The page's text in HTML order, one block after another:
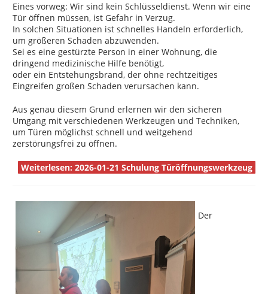
Eines vorweg: Wir sind kein Schlüsseldienst. Wenn wir eine
Tür öffnen müssen, ist Gefahr in Verzug.
In solchen Situationen ist schnelles Handeln erforderlich,
um größeren Schaden abzuwenden.
Sei es eine gestürzte Person in einer Wohnung, die
dringend medizinische Hilfe benötigt,
oder ein Entstehungsbrand, der ohne rechtzeitiges
Eingreifen großen Schaden verursachen kann.
Aus genau diesem Grund erlernen wir den sicheren
Umgang mit verschiedenen Werkzeugen und Techniken,
um Türen möglichst schnell und weitgehend
zerstörungsfrei zu öffnen.
Weiterlesen: 2026-01-21 Schulung Türöffnungswerkzeug
Der